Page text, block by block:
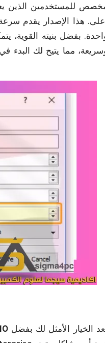
هذا الإصدار يقدم
بفضل بنيته القوية،
مما يتيح لك البدء
يعد الخيار الأمثل لك بفضل